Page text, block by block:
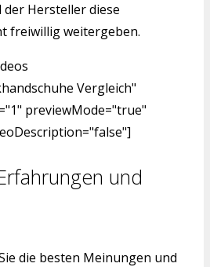
der Hersteller diese
freiwillig weitergeben.
Vergleich"
previewMode="true"
und
die besten Meinungen und